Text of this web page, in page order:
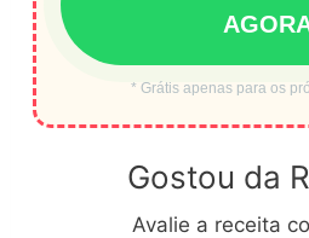
* Grátis apenas para os
Gostou da
Avalie a receita